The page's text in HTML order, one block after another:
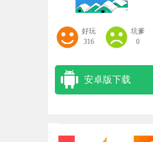
好玩
316
坑爹
0
安卓版下载